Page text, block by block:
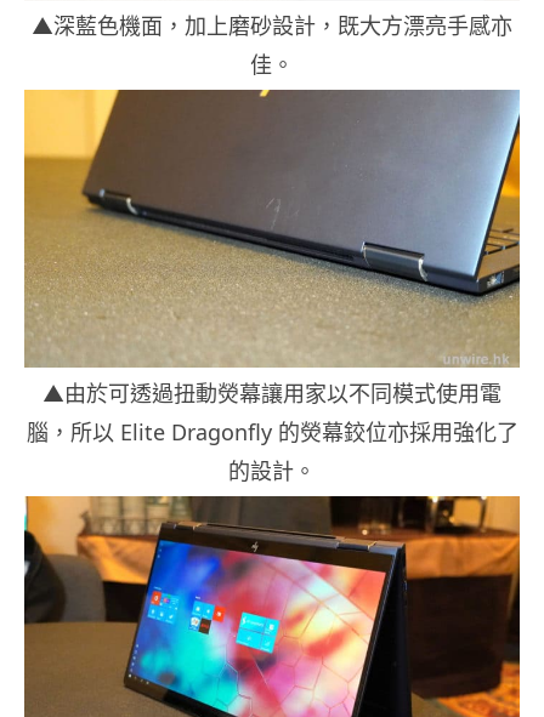
▲深藍色機面，加上磨砂設計，既大方漂亮手感亦
佳。
▲由於可透過扭動熒幕讓用家以不同模式使用電
腦，所以 Elite Dragonfly 的熒幕鉸位亦採用強化了
的設計。